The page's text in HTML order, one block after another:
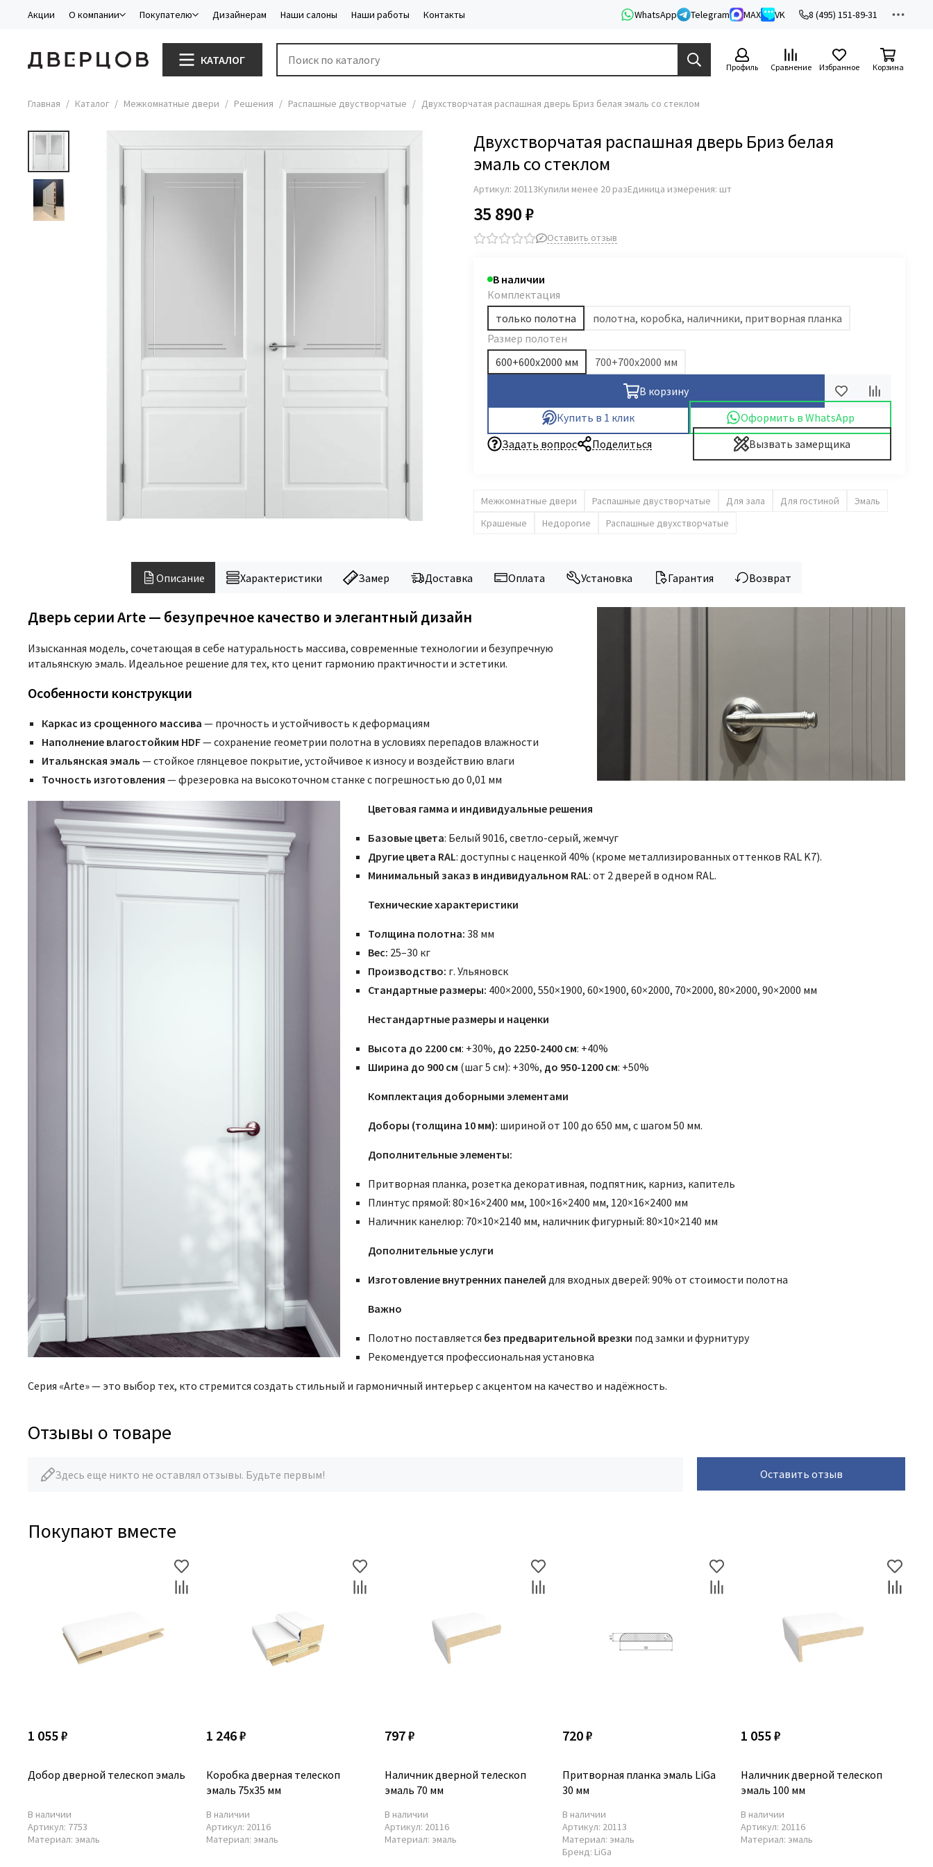
Акции О компании Покупателю Дизайнерам Наши салоны Наши работы Контакты WhatsApp Telegram MAX VK 8 (495) 151-89-31
КАТАЛОГ
Профиль Сравнение Избранное Корзина
Главная Каталог Межкомнатные двери Решения Распашные двустворчатые Двухстворчатая распашная дверь Бриз белая эмаль со стеклом
Двухстворчатая распашная дверь Бриз белая
эмаль со стеклом
Артикул: 20113Купили менее 20 разЕдиница измерения: шт
35 890 ₽
Оставить отзыв
В наличии
Комплектация
только полотна
полотна, коробка, наличники, притворная планка
Размер полотен
600+600х2000 мм
700+700x2000 мм
В корзину
Купить в 1 клик
Оформить в WhatsApp
Вызвать замерщика
Задать вопрос Поделиться
Межкомнатные двери Распашные двустворчатые Для зала Для гостиной
Эмаль
Крашеные
Недорогие Распашные двухстворчатые
Описание Характеристики Замер Доставка Оплата Установка Гарантия Возврат
Дверь серии Arte — безупречное качество и элегантный дизайн
Изысканная модель, сочетающая в себе натуральность массива, современные технологии и безупречную
итальянскую эмаль. Идеальное решение для тех, кто ценит гармонию практичности и эстетики.
Особенности конструкции
Каркас из срощенного массива — прочность и устойчивость к деформациям
Наполнение влагостойким HDF— сохранение геометрии полотна в условиях перепадов влажности
Итальянская эмаль — стойкое глянцевое покрытие, устойчивое к износу и воздействию влаги
Точность изготовления — фрезеровка на высокоточном станке с погрешностью до 0,01 мм
Цветовая гамма и индивидуальные решения
Базовые цвета: Белый 9016, светло-серый, жемчуг
Другие цвета RAL: доступны с наценкой 40% (кроме металлизированных оттенков RAL K7).
Минимальный заказ в индивидуальном RAL: от 2 дверей в одном RAL.
Технические характеристики
Толщина полотна: 38 мм
Вес: 25–30 кг
Производство: г. Ульяновск
Стандартные размеры: 400×2000, 550×1900, 60×1900, 60×2000, 70×2000, 80×2000, 90×2000 мм
Нестандартные размеры и наценки
Высота до 2200 см: +30%, до 2250-2400 см: +40%
Ширина до 900 см (шаг 5 см): +30%, до 950-1200 см: +50%
Комплектация доборными элементами
Доборы (толщина 10 мм): шириной от 100 до 650 мм, с шагом 50 мм.
Дополнительные элементы:
Притворная планка, розетка декоративная, подпятник, карниз, капитель
Плинтус прямой: 80×16×2400 мм, 100×16×2400 мм, 120×16×2400 мм
Наличник канелюр: 70×10×2140 мм, наличник фигурный: 80×10×2140 мм
Дополнительные услуги
Изготовление внутренних панелей для входных дверей: 90% от стоимости полотна
Важно
Полотно поставляется без предварительной врезки под замки и фурнитуру
Рекомендуется профессиональная установка
Серия «Arte» — это выбор тех, кто стремится создать стильный и гармоничный интерьер с акцентом на качество и надёжность.
Отзывы о товаре
Здесь еще никто не оставлял отзывы. Будьте первым! Оставить отзыв
Покупают вместе
1 055 ₽
Добор дверной телескоп эмаль
В наличии
Артикул: 7753
Материал: эмаль
1 246 ₽
Коробка дверная телескоп
эмаль 75х35 мм
В наличии
Артикул: 20116
Материал: эмаль
797 ₽
Наличник дверной телескоп
эмаль 70 мм
В наличии
Артикул: 20116
Материал: эмаль
720 ₽
Притворная планка эмаль LiGa
30 мм
В наличии
Артикул: 20113
Материал: эмаль
Бренд: LiGa
1 055 ₽
Наличник дверной телескоп
эмаль 100 мм
В наличии
Артикул: 20116
Материал: эмаль